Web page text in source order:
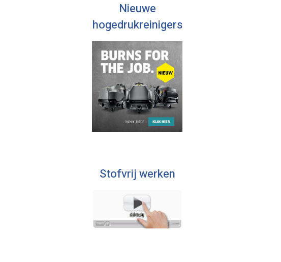
Nieuwe
hogedrukreinigers
Stofvrij werken